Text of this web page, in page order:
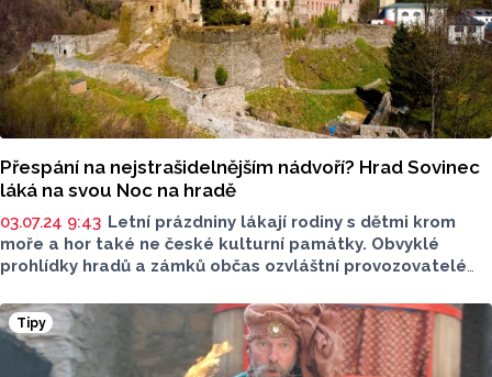
Přespání na nejstrašidelnějším nádvoří? Hrad Sovinec
láká na svou Noc na hradě
03.07.24 9:43 Letní prázdniny lákají rodiny s dětmi krom
moře a hor také ne české kulturní památky. Obvyklé
prohlídky hradů a zámků občas ozvláštní provozovatelé
z nich je také Noc na hradě Sovinec.
Tipy